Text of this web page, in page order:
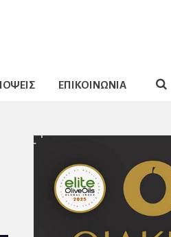
ΕΠΙΚΟΙΝΩΝΙΑ